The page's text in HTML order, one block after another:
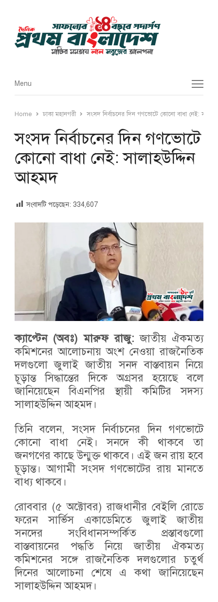
Menu
Menu
Home ঢাকা মহানগরী সংসদ নির্বাচনের দিন গণভোটে কোনো বাধা নেই:
সংসদ নির্বাচনের দিন গণভোটে
কোনো বাধা নেই: সালাহউদ্দিন
আহমদ
সংবাদটি পড়েছেন: 334,607
ক্যাপ্টেন (অবঃ) মারুফ রাজু:জাতীয় ঐকমত্য
কমিশনের আলোচনায় অংশ নেওয়া রাজনৈতিক
দলগুলো জুলাই জাতীয় সনদ বাস্তবায়ন নিয়ে
চূড়ান্ত সিদ্ধান্তের দিকে অগ্রসর হয়েছে বলে
জানিয়েছেন বিএনপির স্থায়ী কমিটির সদস্য
সালাহউদ্দিন আহমদ।
তিনি বলেন, সংসদ নির্বাচনের দিন গণভোটে
কোনো বাধা নেই। সনদে কী থাকবে তা
জনগণের কাছে উন্মুক্ত থাকবে। এই জন রায় হবে
চূড়ান্ত। আগামী সংসদ গণভোটের রায় মানতে
বাধ্য থাকবে।
রোববার (৫ অক্টোবর) রাজধানীর বেইলি রোডে
ফরেন সার্ভিস একাডেমিতে জুলাই জাতীয়
সনদের সংবিধানসম্পর্কিত প্রস্তাবগুলো
বাস্তবায়নের পদ্ধতি নিয়ে জাতীয় ঐকমত্য
কমিশনের সঙ্গে রাজনৈতিক দলগুলোর চতুর্থ
দিনের আলোচনা শেষে এ কথা জানিয়েছেন
সালাহউদ্দিন আহমদ।